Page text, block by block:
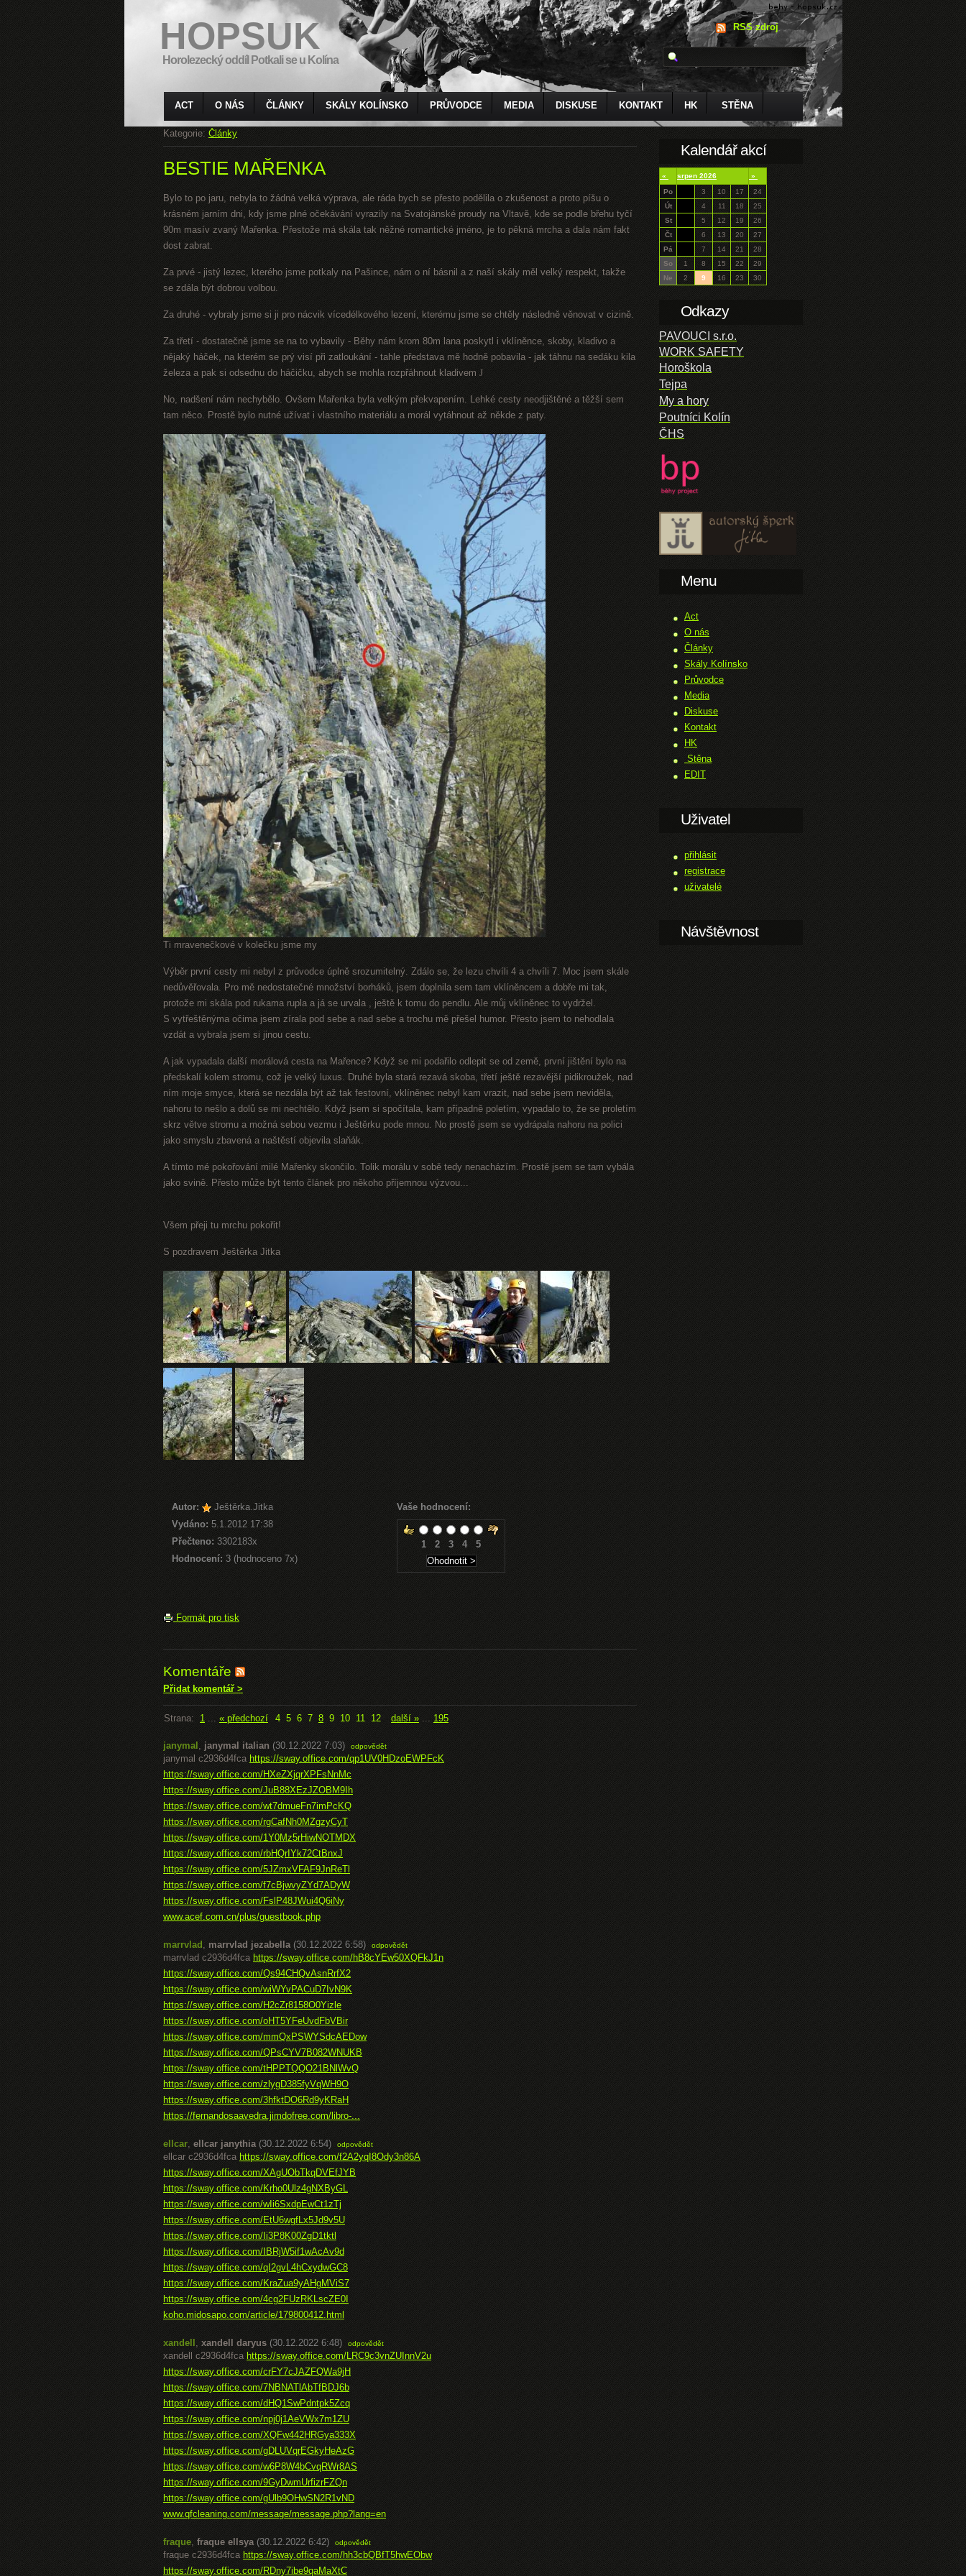
HOPSUK
Horolezecký oddíl Potkali se u Kolína
RSS zdroj
ACT O NÁS ČLÁNKY SKÁLY KOLÍNSKO PRŮVODCE MEDIA DISKUSE KONTAKT HK STĚNA
Kategorie: Články
BESTIE MAŘENKA
Bylo to po jaru, nebyla to žádná velká výprava, ale ráda bych se přesto podělila o zkušenost a proto píšu o
krásném jarním dni, kdy jsme plné očekávání vyrazily na Svatojánské proudy na Vltavě, kde se podle břehu tyčí
90m masív zvaný Mařenka. Přestože má skála tak něžné romantické jméno, je to pěkná mrcha a dala nám fakt
dost zabrat.
Za prvé - jistý lezec, kterého jsme potkaly na Pašince, nám o ní básnil a z naší skály měl velký respekt, takže
se zdála být dobrou volbou.
Za druhé - vybraly jsme si ji pro nácvik vícedélkového lezení, kterému jsme se chtěly následně věnovat v cizině.
Za třetí - dostatečně jsme se na to vybavily - Běhy nám krom 80m lana poskytl i vklíněnce, skoby, kladivo a
nějaký háček, na kterém se prý visí při zatloukání - tahle představa mě hodně pobavila - jak táhnu na sedáku kila
železa a pak si odsednu do háčičku, abych se mohla rozpřáhnout kladivem J
No, nadšení nám nechybělo. Ovšem Mařenka byla velkým překvapením. Lehké cesty neodjištěné a těžší sem
tam něco. Prostě bylo nutné užívat i vlastního materiálu a morál vytáhnout až někde z paty.
Ti mravenečkové v kolečku jsme my
Výběr první cesty mi nebyl z průvodce úplně srozumitelný. Zdálo se, že lezu chvíli 4 a chvíli 7. Moc jsem skále
nedůvěřovala. Pro mě nedostatečné množství borháků, jsem doplnila sem tam vklíněncem a dobře mi tak,
protože mi skála pod rukama rupla a já se urvala , ještě k tomu do pendlu. Ale můj vklíněnec to vydržel.
S vytřeštěnýma očima jsem zírala pod sebe a nad sebe a trochu mě přešel humor. Přesto jsem to nehodlala
vzdát a vybrala jsem si jinou cestu.
A jak vypadala další morálová cesta na Mařence? Když se mi podařilo odlepit se od země, první jištění bylo na
předskalí kolem stromu, což je velký luxus. Druhé byla stará rezavá skoba, třetí ještě rezavější pidikroužek, nad
ním moje smyce, která se nezdála být až tak festovní, vklíněnec nebyl kam vrazit, nad sebe jsem neviděla,
nahoru to nešlo a dolů se mi nechtělo. Když jsem si spočítala, kam případně poletím, vypadalo to, že se proletím
skrz větve stromu a možná sebou vezmu i Ještěrku pode mnou. No prostě jsem se vydrápala nahoru na polici
jako smyslu zbavená a naštěstí objevila slaňák.
A tímto mé pokořování milé Mařenky skončilo. Tolik morálu v sobě tedy nenacházím. Prostě jsem se tam vybála
jako svině. Přesto může být tento článek pro někoho příjemnou výzvou...
Všem přeji tu mrchu pokořit!
S pozdravem Ještěrka Jitka
Autor:
Ještěrka.Jitka
Vydáno: 5.1.2012 17:38
Přečteno: 3302183x
Hodnocení: 3 (hodnoceno 7x)
Vaše hodnocení:
1 2 3 4 5
Formát pro tisk
Komentáře
Přidat komentář >
Strana: 1 ... « předchozí 4 5 6 7 8 9 10 11 12 další » ... 195
janymal , janymal italian (30.12.2022 7:03) odpovědět
janymal c2936d4fca https://sway.office.com/qp1UV0HDzoEWPFcK
https://sway.office.com/HXeZXjqrXPFsNnMc
https://sway.office.com/JuB88XEzJZOBM9Ih
https://sway.office.com/wt7dmueFn7imPcKQ
https://sway.office.com/rgCafNh0MZgzyCyT
https://sway.office.com/1Y0Mz5rHiwNOTMDX
https://sway.office.com/rbHQrIYk72CtBnxJ
https://sway.office.com/5JZmxVFAF9JnReTl
https://sway.office.com/f7cBjwvyZYd7ADyW
https://sway.office.com/FslP48JWui4Q6iNy
www.acef.com.cn/plus/guestbook.php
marrvlad , marrvlad jezabella (30.12.2022 6:58) odpovědět
marrvlad c2936d4fca https://sway.office.com/hB8cYEw50XQFkJ1n
https://sway.office.com/Qs94CHQvAsnRrfX2
https://sway.office.com/wiWYvPACuD7IvN9K
https://sway.office.com/H2cZr8158O0Yizle
https://sway.office.com/oHT5YFeUvdFbVBir
https://sway.office.com/mmQxPSWYSdcAEDow
https://sway.office.com/QPsCYV7B082WNUKB
https://sway.office.com/tHPPTQQO21BNlWvQ
https://sway.office.com/zlygD385fyVqWH9O
https://sway.office.com/3hfktDO6Rd9yKRaH
https://fernandosaavedra.jimdofree.com/libro-...
ellcar, ellcar janythia (30.12.2022 6:54) odpovědět
ellcar c2936d4fca https://sway.office.com/f2A2yqI8Ody3n86A
https://sway.office.com/XAgUObTkqDVEfJYB
https://sway.office.com/Krho0Ulz4gNXByGL
https://sway.office.com/wIi6SxdpEwCt1zTj
https://sway.office.com/EtU6wgfLx5Jd9v5U
https://sway.office.com/Ii3P8K00ZgD1tktl
https://sway.office.com/IBRjW5if1wAcAv9d
https://sway.office.com/qI2gvL4hCxydwGC8
https://sway.office.com/KraZua9yAHgMViS7
https://sway.office.com/4cg2FUzRKLscZE0I
koho.midosapo.com/article/179800412.html
xandell , xandell daryus (30.12.2022 6:48) odpovědět
xandell c2936d4fca https://sway.office.com/LRC9c3vnZUInnV2u
https://sway.office.com/crFY7cJAZFQWa9jH
https://sway.office.com/7NBNATlAbTfBDJ6b
https://sway.office.com/dHQ1SwPdntpk5Zcq
https://sway.office.com/npj0j1AeVWx7m1ZU
https://sway.office.com/XQFw442HRGya333X
https://sway.office.com/gDLUVqrEGkyHeAzG
https://sway.office.com/w6P8W4bCvqRWr8AS
https://sway.office.com/9GyDwmUrfizrFZQn
https://sway.office.com/gUlb9OHwSN2R1vND
www.qfcleaning.com/message/message.php?lang=en
fraque, fraque ellsya (30.12.2022 6:42) odpovědět
fraque c2936d4fca https://sway.office.com/hh3cbQBfT5hwEObw
https://sway.office.com/RDny7ibe9qaMaXtC
Kalendář akcí
« srpen 2026
»
Po
3 10 17
24
Út
4 11 18
25
St
5 12 19
26
Čt
6 13 20
27
Pá
7 14 21
28
So
1 8 15 22
29
Ne
2 9 16 23 30
Odkazy
PAVOUCI s.r.o.
WORK SAFETY
Horoškola
Tejpa
My a hory
Poutníci Kolín
ČHS
Menu
Act
O nás
Články
Skály Kolínsko
Průvodce
Media
Diskuse
Kontakt
HK
Stěna
EDIT
Uživatel
přihlásit
registrace
uživatelé
Návštěvnost